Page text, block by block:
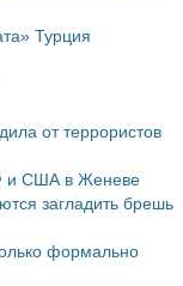
Турция
от террористов
и США в Женеве
загладить брешь
формально